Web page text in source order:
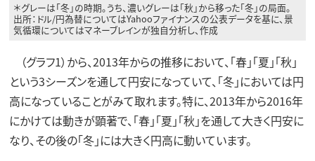
＊グレーは「冬」の時期。うち、濃いグレーは「秋」から移った「冬」の局面。
出所：ドル/円為替についてはYahooファイナンスの公表データを基に、景
気循環についてはマネーブレインが独自分析し、作成
（グラフ1）から、2013年からの推移において、「春」「夏」「秋」
という3シーズンを通して円安になっていて、「冬」においては円
高になっていることがみて取れます。特に、2013年から2016年
にかけては動きが顕著で、「春」「夏」「秋」を通して大きく円安に
なり、その後の「冬」には大きく円高に動いています。